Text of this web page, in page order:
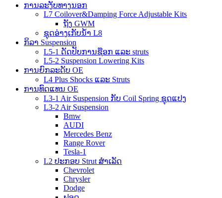
ການລະງັບທາງນອກ
L7 Coilover&Damping Force Adjustable Kits
ຖັງ GWM
ຊຸດອ່າງເກັບນ້ຳ L8
ກິລາ Suspension
L5-1 ດັດປັບການຊ໊ອກ ແລະ struts
L5-2 Suspension Lowering Kits
ການຍົກລະດັບ OE
L4 Plus Shocks ແລະ Struts
ການທົດແທນ OE
L3-1 Air Suspension ກັບ Coil Spring ຊຸດແປງ
L3-2 Air Suspension
Bmw
AUDI
Mercedes Benz
Range Rover
Tesla-1
L2 ປະກອບ Strut ສໍາເລັດ
Chevrolet
Chrysler
Dodge